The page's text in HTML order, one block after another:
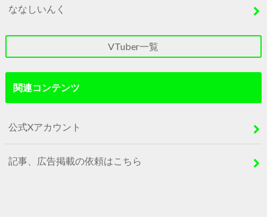
ななしいんく
VTuber一覧
関連コンテンツ
公式Xアカウント
記事、広告掲載の依頼はこちら